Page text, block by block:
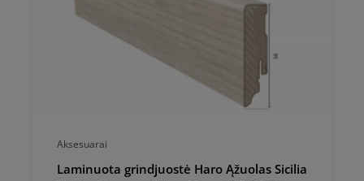
Aksesuarai
Laminuota grindjuostė Haro Ąžuolas Sicilia